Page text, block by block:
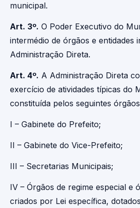
municipal.
Art. 3º. O Poder Executivo do
intermédio de órgãos e entidades
Administração Direta.
Art. 4º. A Administração Direta
exercício de atividades típicas do
constituída pelos seguintes
I – Gabinete do Prefeito;
II – Gabinete do Vice-Prefeito;
III – Secretarias Municipais;
IV – Órgãos de regime especial e
criados por Lei específica,